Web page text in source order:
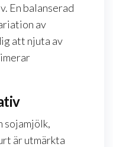
En balanserad
av
att njuta av
sojamjölk,
är utmärkta